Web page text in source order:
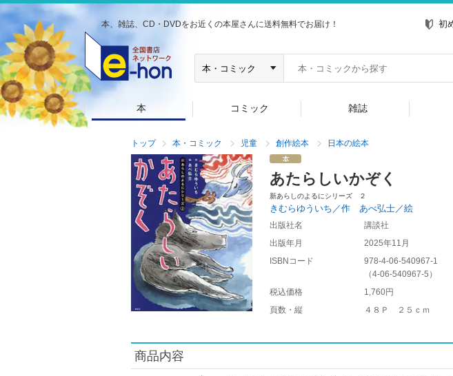
本、雑誌、CD・DVDをお近くの本屋さんに送料無料でお届け！ 初
本 コミック 雑誌
トップ 本・コミック 児童 創作絵本 日本の絵本
あたらしいかぞく
新あらしのよるにシリーズ ２
きむらゆういち／作 あべ弘士／絵
出版社名
講談社
出版年月
2025年11月
ISBNコード
978-4-06-540967-1
（4-06-540967-5 ）
税込価格
1,760円
頁数・縦
４８Ｐ ２５ｃｍ
商品内容